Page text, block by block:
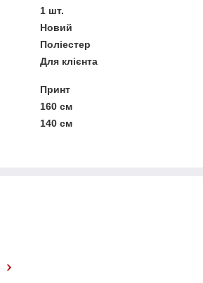
1 шт.
Новий
Поліестер
Для клієнта
Принт
160 см
140 см